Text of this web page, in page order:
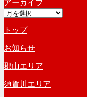
ブ
テ
ゴ
ー
アーカイブ
ア
カ
イ
ブ
トップ
お知らせ
郡山エリア
須賀川エリア